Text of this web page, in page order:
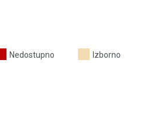
Nedostupno Izborno